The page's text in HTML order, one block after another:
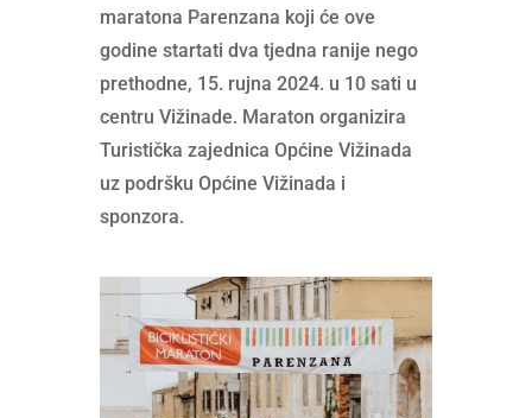
maratona Parenzana koji će ove
godine startati dva tjedna ranije nego
prethodne, 15. rujna 2024. u 10 sati u
centru Vižinade. Maraton organizira
Turistička zajednica Općine Vižinada
uz podršku Općine Vižinada i
sponzora.